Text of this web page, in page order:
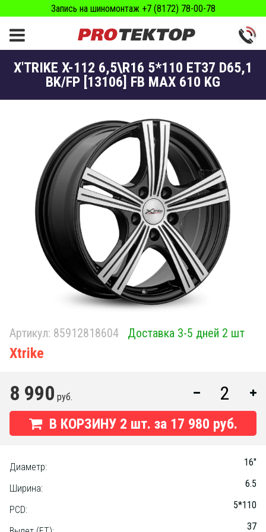
Запись на шиномонтаж +7 (8172) 78-00-78
X'TRIKE X-112 6,5\R16 5*110 ET37 D65,1
BK/FP [13106] FB MAX 610 KG
Артикул: 85912818604 Доставка 3-5 дней 2 шт
Xtrike
8 990 руб.
В КОРЗИНУ 2 шт. за 17 980 руб.
Диаметр: 16"
Ширина: 6.5
PCD: 5*110
37